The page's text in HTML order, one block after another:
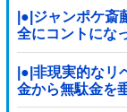
|●|ジャンポケ斎
全にコントにな
|●|非現実的なリ
金から無駄金を